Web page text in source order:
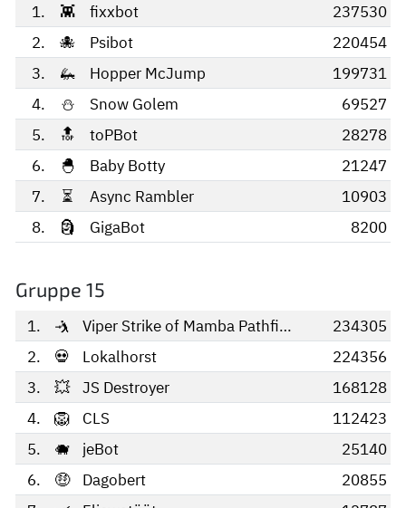
1. 👾 fixxbot
237530
2.
🐙 Psibot
220454
3.
🦗 Hopper McJump
199731
4.
⛄️ Snow Golem
69527
5.
🔝 toPBot
28278
6.
🐣 Baby Botty
21247
7.
⏳ Async Rambler
10903
8.
🗿 GigaBot 8200
Gruppe 15
1. 🤺 Viper Strike of Mamba Pathfinder
234305
2.
💀 Lokalhorst
224356
3.
💥 JS Destroyer
168128
4.
🦁 CLS
112423
5.
🐗 jeBot
25140
6.
🤑 Dagobert
20855